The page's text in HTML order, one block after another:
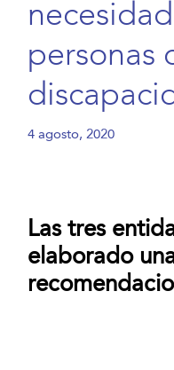
personas
4 agosto, 2020
Las tres
elaborado